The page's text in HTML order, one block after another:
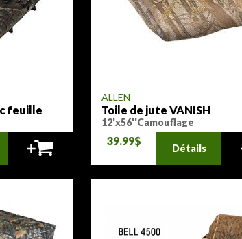
feuille
ALLEN
Toile de jute VANISH
12'x56''Camouflage
39.99$
Détails